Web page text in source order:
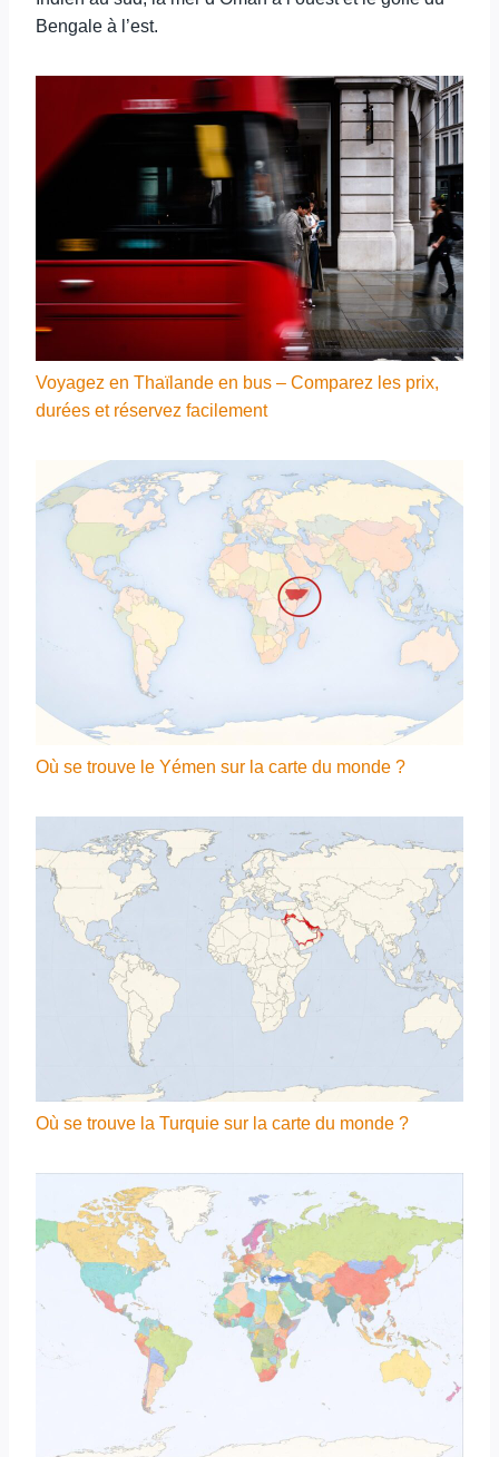
Bengale à l’est.
Voyagez en Thaïlande en bus – Comparez les prix,
durées et réservez facilement
Où se trouve le Yémen sur la carte du monde ?
Où se trouve la Turquie sur la carte du monde ?